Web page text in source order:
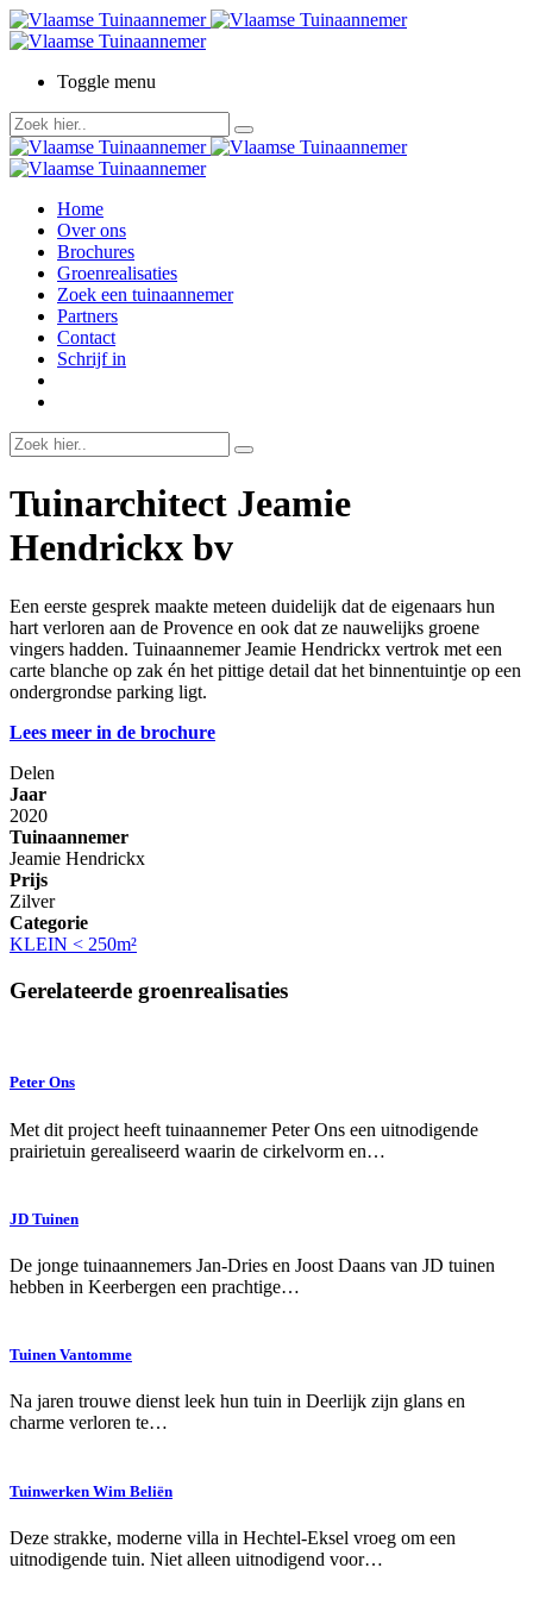
Toggle menu
Home
Over ons
Brochures
Groenrealisaties
Zoek een tuinaannemer
Partners
Contact
Schrijf in
Tuinarchitect Jeamie
Hendrickx bv
Een eerste gesprek maakte meteen duidelijk dat de eigenaars hun
hart verloren aan de Provence en ook dat ze nauwelijks groene
vingers hadden. Tuinaannemer Jeamie Hendrickx vertrok met een
carte blanche op zak én het pittige detail dat het binnentuintje op een
ondergrondse parking ligt.
Lees meer in de brochure
Delen
Jaar
2020
Tuinaannemer
Jeamie Hendrickx
Prijs
Zilver
Categorie
KLEIN < 250m²
Gerelateerde groenrealisaties
Peter Ons
Met dit project heeft tuinaannemer Peter Ons een uitnodigende
prairietuin gerealiseerd waarin de cirkelvorm en…
JD Tuinen
De jonge tuinaannemers Jan-Dries en Joost Daans van JD tuinen
hebben in Keerbergen een prachtige…
Tuinen Vantomme
Na jaren trouwe dienst leek hun tuin in Deerlijk zijn glans en
charme verloren te…
Tuinwerken Wim Beliën
Deze strakke, moderne villa in Hechtel-Eksel vroeg om een
uitnodigende tuin. Niet alleen uitnodigend voor…